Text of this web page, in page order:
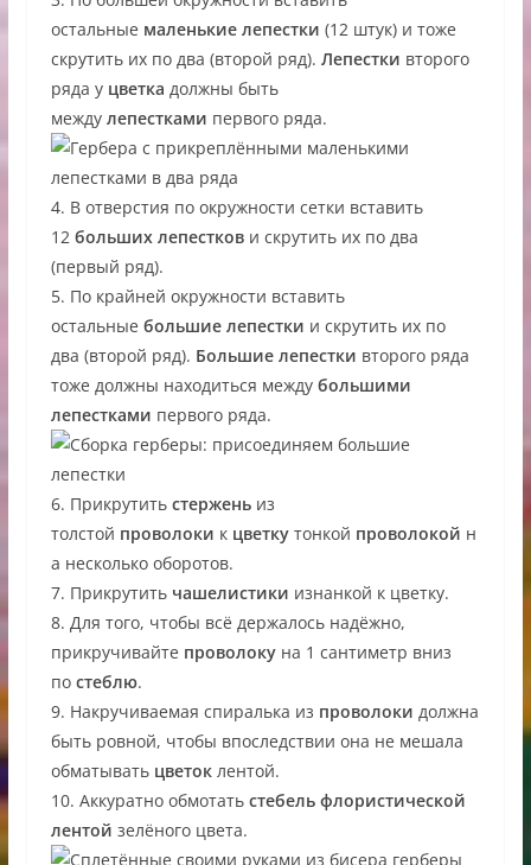
остальные маленькие лепестки (12 штук) и тоже
скрутить их по два (второй ряд). Лепестки второго
ряда у цветка должны быть
между лепестками первого ряда.
4. В отверстия по окружности сетки вставить
12 больших лепесткови скрутить их по два
(первый ряд).
5. По крайней окружности вставить
остальные большие лепестки и скрутить их по
два (второй ряд). Большие лепестки второго ряда
тоже должны находиться между большими
лепестками первого ряда.
6. Прикрутить стерженьиз
толстой проволоки к цветкутонкой проволокой н
а несколько оборотов.
7. Прикрутить чашелистики изнанкой к цветку.
8. Для того, чтобы всё держалось надёжно,
прикручивайте проволокуна 1 сантиметр вниз
по стеблю.
9. Накручиваемая спиралька из проволоки должна
быть ровной, чтобы впоследствии она не мешала
обматывать цветоклентой.
10. Аккуратно обмотать стебель флористической
лентой зелёного цвета.